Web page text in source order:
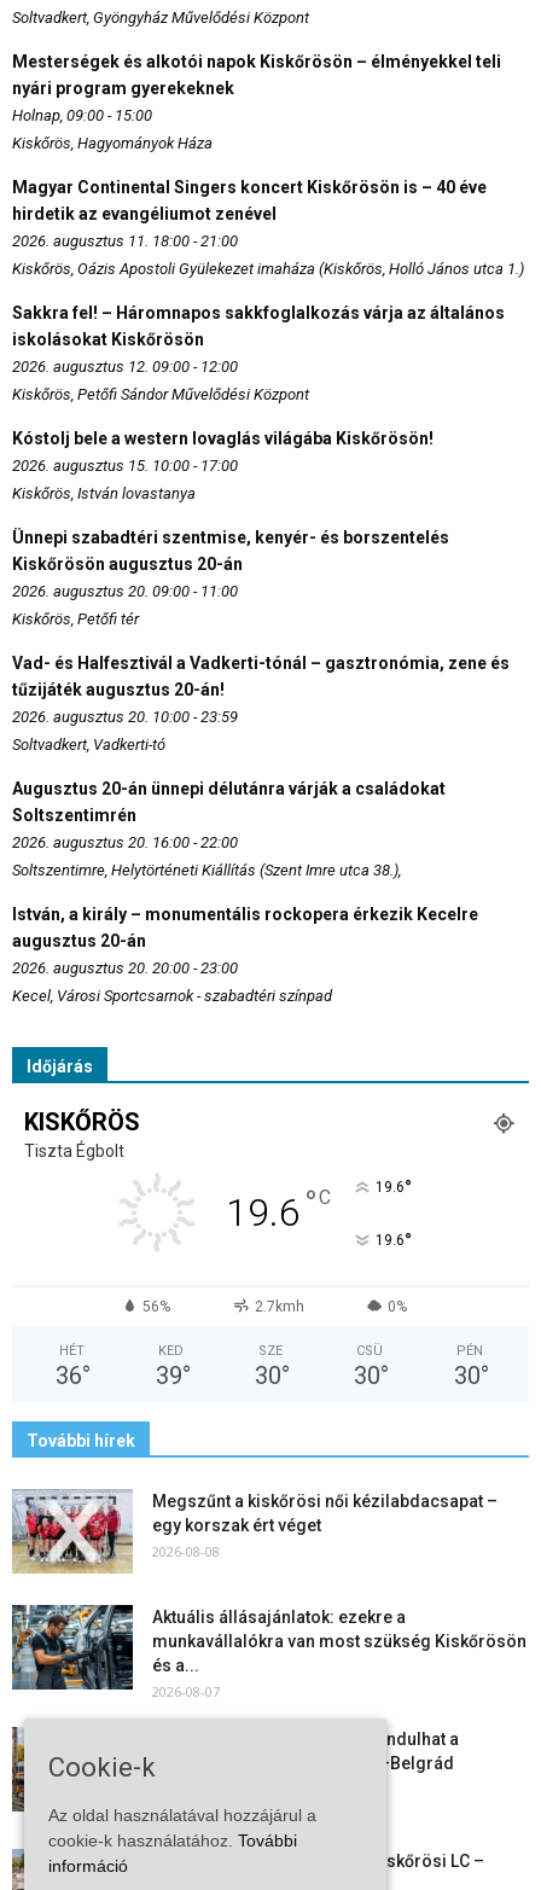
Soltvadkert, Gyöngyház Művelődési Központ
Mesterségek és alkotói napok Kiskőrösön – élményekkel teli
nyári program gyerekeknek
Holnap, 09:00 - 15:00
Kiskőrös, Hagyományok Háza
Magyar Continental Singers koncert Kiskőrösön is – 40 éve
hirdetik az evangéliumot zenével
2026. augusztus 11. 18:00 - 21:00
Kiskőrös, Oázis Apostoli Gyülekezet imaháza (Kiskőrös, Holló János utca 1.)
Sakkra fel! – Háromnapos sakkfoglalkozás várja az általános
iskolásokat Kiskőrösön
2026. augusztus 12. 09:00 - 12:00
Kiskőrös, Petőfi Sándor Művelődési Központ
Kóstolj bele a western lovaglás világába Kiskőrösön!
2026. augusztus 15. 10:00 - 17:00
Kiskőrös, István lovastanya
Ünnepi szabadtéri szentmise, kenyér- és borszentelés
Kiskőrösön augusztus 20-án
2026. augusztus 20. 09:00 - 11:00
Kiskőrös, Petőfi tér
Vad- és Halfesztivál a Vadkerti-tónál – gasztronómia, zene és
tűzijáték augusztus 20-án!
2026. augusztus 20. 10:00 - 23:59
Soltvadkert, Vadkerti-tó
Augusztus 20-án ünnepi délutánra várják a családokat
Soltszentimrén
2026. augusztus 20. 16:00 - 22:00
Soltszentimre, Helytörténeti Kiállítás (Szent Imre utca 38.),
István, a király – monumentális rockopera érkezik Kecelre
augusztus 20-án
2026. augusztus 20. 20:00 - 23:00
Kecel, Városi Sportcsarnok - szabadtéri színpad
Időjárás
KISKŐRÖS
Tiszta Égbolt
19.6 °C 19.6°
19.6°
56% 2.7kmh 0%
HÉT
36°
KED
39°
SZE
30°
CSÜ
30°
PÉN
30°
További hírek
Megszűnt a kiskőrösi női kézilabdacsapat –
egy korszak ért véget
2026-08-08
Aktuális állásajánlatok: ezekre a
munkavállalókra van most szükség Kiskőrösön
és a...
2026-08-07
Vitézy Dávid: már ősszel újraindulhat a
személyszállítás a Budapest–Belgrád
2026-08-06
Megkezdte a felkészülést a Kiskőrösi LC –
Cookie-k
Az oldal használatával hozzájárul a
cookie-k használatához. További
információ